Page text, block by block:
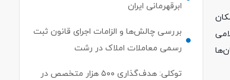
صورت امکان
ابرقهرمانی ایران
بررسی چالش‌ها و الزامات اجرای قانون ثبت
رسمی معاملات املاک در رشت
توکلی: هدف‌گذاری ۵۰۰ هزار متخصص در